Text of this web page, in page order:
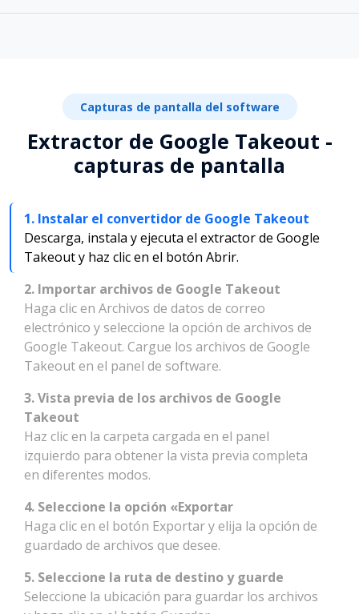
Capturas de pantalla del software
Extractor de Google Takeout -
capturas de pantalla
1. Instalar el convertidor de Google Takeout
Descarga, instala y ejecuta el extractor de Google
Takeout y haz clic en el botón Abrir.
2. Importar archivos de Google Takeout
Haga clic en Archivos de datos de correo
electrónico y seleccione la opción de archivos de
Google Takeout. Cargue los archivos de Google
Takeout en el panel de software.
3. Vista previa de los archivos de Google
Takeout
Haz clic en la carpeta cargada en el panel
izquierdo para obtener la vista previa completa
en diferentes modos.
4. Seleccione la opción «Exportar
Haga clic en el botón Exportar y elija la opción de
guardado de archivos que desee.
5. Seleccione la ruta de destino y guarde
Seleccione la ubicación para guardar los archivos